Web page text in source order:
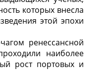
которых внесла
этой эпохи
ренессансной
наиболее
рост портовых и